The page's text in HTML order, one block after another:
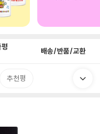
배송/반품/교환
추천평